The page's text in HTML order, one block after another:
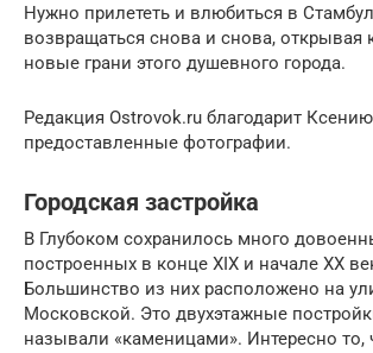
Нужно прилететь и влюбиться в
возвращаться снова и снова, открывая
новые грани этого душевного города.
Редакция Ostrovok.ru благодарит
предоставленные фотографии.
Городская застройка
В Глубоком сохранилось много
построенных в конце XIX и начале XX
Большинство из них расположено на
Московской. Это двухэтажные
называли «каменицами». Интересно то,